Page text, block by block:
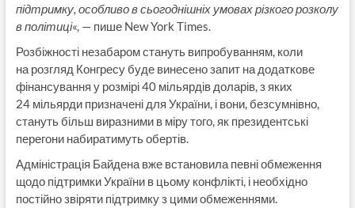
підтримку, особливо в сьогоднішніх умовах різкого розколу
в політиці«, — пише New York Times.
Розбіжності незабаром стануть випробуванням, коли
на розгляд Конгресу буде винесено запит на додаткове
фінансування у розмірі 40 мільярдів доларів, з яких
24 мільярди призначені для України, і вони, безсумнівно,
стануть більш виразними в міру того, як президентські
перегони набиратимуть обертів.
Адміністрація Байдена вже встановила певні обмеження
щодо підтримки України в цьому конфлікті, і необхідно
постійно звіряти підтримку з цими обмеженнями.